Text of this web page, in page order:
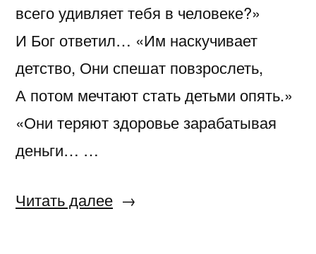
всего удивляет тебя в человеке?»
И Бог ответил… «Им наскучивает
детство, Они спешат повзрослеть,
А потом мечтают стать детьми опять.»
«Они теряют здоровье зарабатывая
деньги… …
Читать далее«interview»